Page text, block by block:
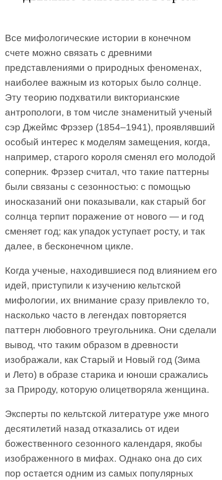
Все мифологические истории в конечном
счете можно связать с древними
представлениями о природных феноменах,
наиболее важным из которых было солнце.
Эту теорию подхватили викторианские
антропологи, в том числе знаменитый ученый
сэр Джеймс Фрэзер (1854–1941), проявлявший
особый интерес к моделям замещения, когда,
например, старого короля сменял его молодой
соперник. Фрэзер считал, что такие паттерны
были связаны с сезонностью: с помощью
иносказаний они показывали, как старый бог
солнца терпит поражение от нового — и год
сменяет год; как упадок уступает росту, и так
далее, в бесконечном цикле.
Когда ученые, находившиеся под влиянием его
идей, приступили к изучению кельтской
мифологии, их внимание сразу привлекло то,
насколько часто в легендах повторяется
паттерн любовного треугольника. Они сделали
вывод, что таким образом в древности
изображали, как Старый и Новый год (Зима
и Лето) в образе старика и юноши сражались
за Природу, которую олицетворяла женщина.
Эксперты по кельтской литературе уже много
десятилетий назад отказались от идеи
божественного сезонного календаря, якобы
изображенного в мифах. Однако она до сих
пор остается одним из самых популярных